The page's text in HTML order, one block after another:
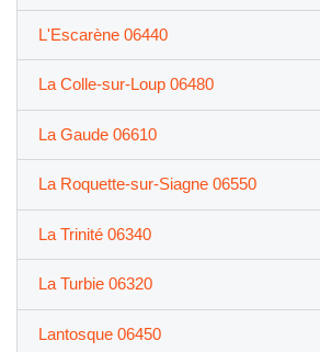
L'Escarène 06440
La Colle-sur-Loup 06480
La Gaude 06610
La Roquette-sur-Siagne 06550
La Trinité 06340
La Turbie 06320
Lantosque 06450